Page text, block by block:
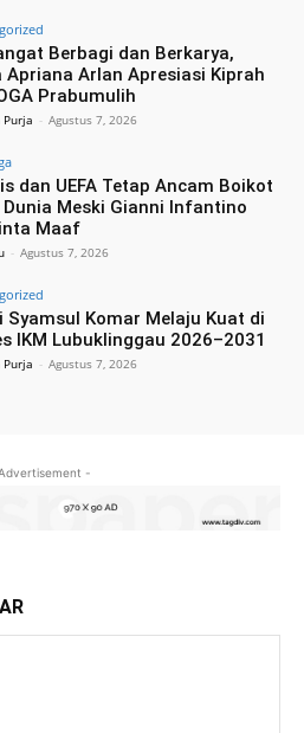
Berbagi dan Berkarya,
Apriana Arlan Apresiasi Kiprah
Prabumulih
Purja - Agustus 7, 2026
dan UEFA Tetap Ancam Boikot
Dunia Meski Gianni Infantino
Maaf
- Agustus 7, 2026
Syamsul Komar Melaju Kuat di
IKM Lubuklinggau 2026–2031
Purja - Agustus 7, 2026
-